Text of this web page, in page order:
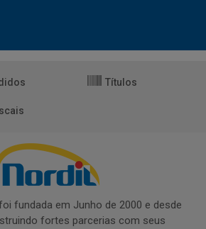
Títulos
fundada em Junho de 2000 e desde
fortes parcerias com seus